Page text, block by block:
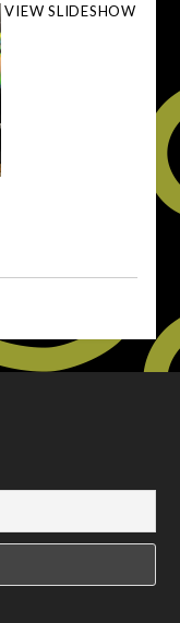
VIEW SLIDESHOW